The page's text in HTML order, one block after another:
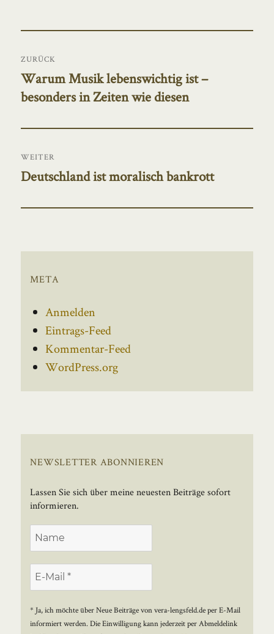
ZURÜCK
Vorheriger
Beitrag:
Warum Musik lebenswichtig ist –
besonders in Zeiten wie diesen
WEITER
Nächster
Deutschland ist moralisch bankrott
META
Anmelden
Eintrags-Feed
Kommentar-Feed
WordPress.org
NEWSLETTER ABONNIEREN
Lassen Sie sich über meine neuesten Beiträge sofort
informieren.
* Ja, ich möchte über Neue Beiträge von vera-lengsfeld.de per E-Mail
informiert werden. Die Einwilligung kann jederzeit per Abmeldelink